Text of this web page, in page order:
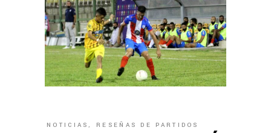
NOTICIAS, RESEÑAS DE PARTIDOS